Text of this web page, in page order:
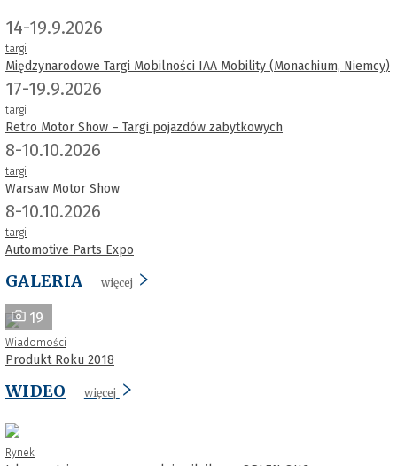
14-19.9.2026
targi
Międzynarodowe Targi Mobilności IAA Mobility (Monachium, Niemcy)
17-19.9.2026
targi
Retro Motor Show – Targi pojazdów zabytkowych
8-10.10.2026
targi
Warsaw Motor Show
8-10.10.2026
targi
Automotive Parts Expo
GALERIA więcej
19
Wiadomości
Produkt Roku 2018
WIDEO więcej
Rynek